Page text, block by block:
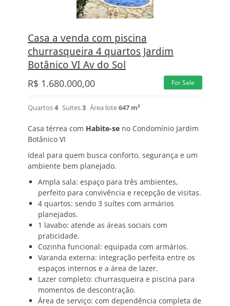
Casa a venda com piscina
churrasqueira 4 quartos Jardim
Botânico VI Av do Sol
R$ 1.680.000,00 For Sale
Quartos4 Suites3 Área lote647 m²
Casa térrea com Habite-se no Condomínio Jardim
Botânico VI
Ideal para quem busca conforto, segurança e um
ambiente bem planejado.
Ampla sala: espaço para três ambientes,
perfeito para convivência e recepção de visitas.
4 quartos: sendo 3 suítes com armários
planejados.
1 lavabo: atende as áreas sociais com
praticidade.
Cozinha funcional: equipada com armários.
Varanda externa: integração perfeita entre os
espaços internos e a área de lazer.
Lazer completo: churrasqueira e piscina para
momentos de descontração.
Área de serviço: com dependência completa de